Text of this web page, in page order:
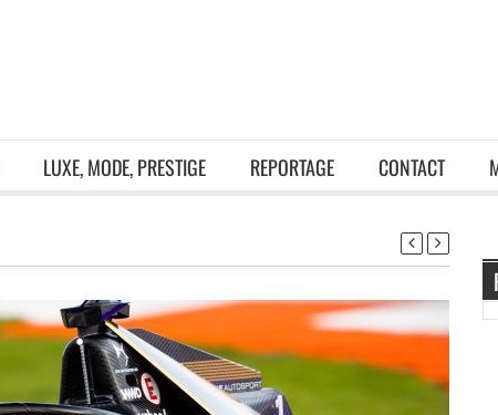
LUXE, MODE, PRESTIGE REPORTAGE CONTACT